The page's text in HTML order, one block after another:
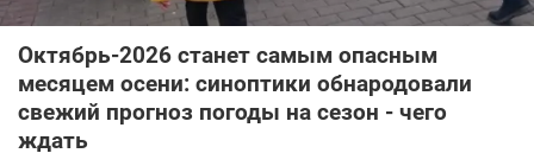
Октябрь-2026 станет самым опасным
месяцем осени: синоптики обнародовали
свежий прогноз погоды на сезон - чего
ждать